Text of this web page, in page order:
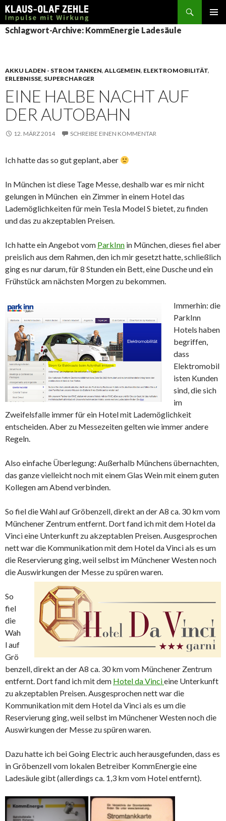
Suchen
SPRINGE
ZUM
Schlagwort-Archive: KommEnergie Ladesäule
AKKU LADEN - STROM TANKEN, ALLGEMEIN, ELEKTROMOBILITÄT,
ERLEBNISSE, SUPERCHARGER
EINE HALBE NACHT AUF
DER AUTOBAHN
12. MÄRZ 2014 SCHREIBE EINEN KOMMENTAR
Ich hatte das so gut geplant, aber
In München ist diese Tage Messe, deshalb war es mir nicht
gelungen in München ein Zimmer in einem Hotel das
Lademöglichkeiten für mein Tesla Model S bietet, zu finden
und das zu akzeptablen Preisen.
Ich hatte ein Angebot vom ParkInn in München, dieses fiel aber
preislich aus dem Rahmen, den ich mir gesetzt hatte, schließlich
ging es nur darum, für 8 Stunden ein Bett, eine Dusche und ein
Frühstück am nächsten Morgen zu bekommen.
Immerhin: die
ParkInn
Hotels haben
begriffen,
dass
Elektromobil
isten Kunden
sind, die sich
im
Zweifelsfalle immer für ein Hotel mit Lademöglichkeit
entscheiden. Aber zu Messezeiten gelten wie immer andere
Regeln.
Also einfache Überlegung: Außerhalb Münchens übernachten,
das ganze vielleicht noch mit einem Glas Wein mit einem guten
Kollegen am Abend verbinden.
So fiel die Wahl auf Gröbenzell, direkt an der A8 ca. 30 km vom
Münchener Zentrum entfernt. Dort fand ich mit dem Hotel da
Vinci eine Unterkunft zu akzeptablen Preisen. Ausgesprochen
nett war die Kommunikation mit dem Hotel da Vinci als es um
die Reservierung ging, weil selbst im Münchener Westen noch
die Auswirkungen der Messe zu spüren waren.
So
fiel
die
Wah
l auf
Grö
benzell, direkt an der A8 ca. 30 km vom Münchener Zentrum
entfernt. Dort fand ich mit dem Hotel da Vincieine Unterkunft
zu akzeptablen Preisen. Ausgesprochen nett war die
Kommunikation mit dem Hotel da Vinci als es um die
Reservierung ging, weil selbst im Münchener Westen noch die
Auswirkungen der Messe zu spüren waren.
Dazu hatte ich bei Going Electric auch herausgefunden, dass es
in Gröbenzell vom lokalen Betreiber KommEnergie eine
Ladesäule gibt (allerdings ca. 1,3 km vom Hotel entfernt).